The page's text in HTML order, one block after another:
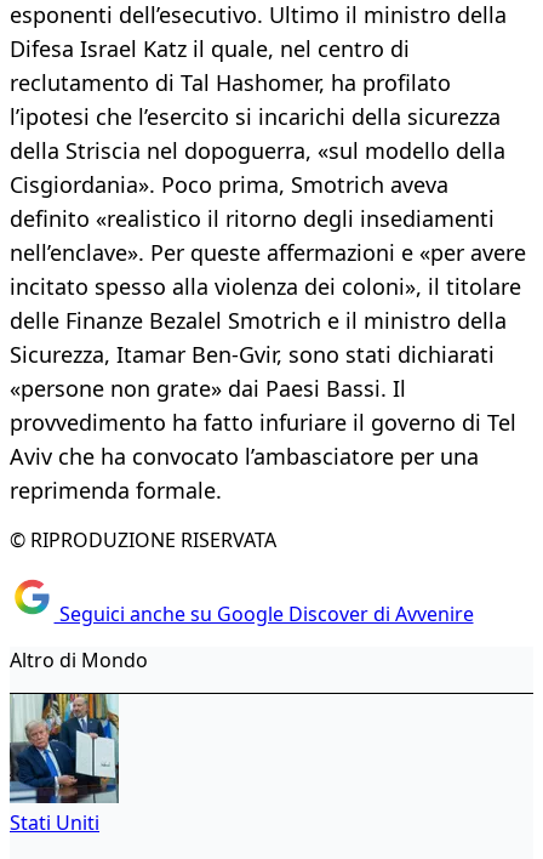
esponenti dell’esecutivo. Ultimo il ministro della
Difesa Israel Katz il quale, nel centro di
reclutamento di Tal Hashomer, ha profilato
l’ipotesi che l’esercito si incarichi della sicurezza
della Striscia nel dopoguerra, «sul modello della
Cisgiordania». Poco prima, Smotrich aveva
definito «realistico il ritorno degli insediamenti
nell’enclave». Per queste affermazioni e «per avere
incitato spesso alla violenza dei coloni», il titolare
delle Finanze Bezalel Smotrich e il ministro della
Sicurezza, Itamar Ben-Gvir, sono stati dichiarati
«persone non grate» dai Paesi Bassi. Il
provvedimento ha fatto infuriare il governo di Tel
Aviv che ha convocato l’ambasciatore per una
reprimenda formale.
© RIPRODUZIONE RISERVATA
Seguici anche su Google Discover di Avvenire
Altro di Mondo
Stati Uniti